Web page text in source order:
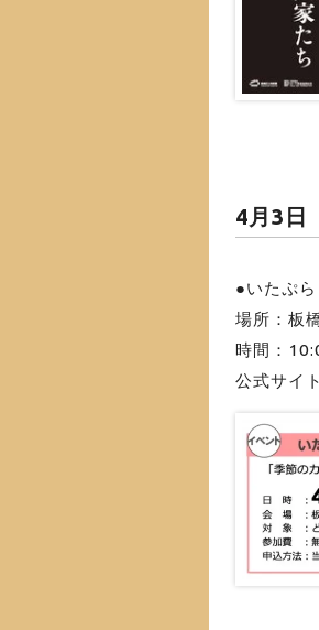
4月3日
●いたぷ
場所：板
時間：
公式サイ